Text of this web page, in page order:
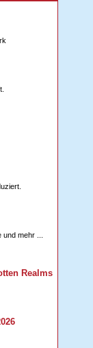
mehr ...
Realms